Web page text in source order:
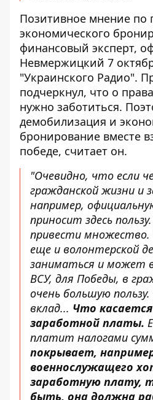
Позитивное мнение по
экономического
финансовый эксперт,
Невмержицкий 7
"Украинского Радио".
подчеркнул, что о
нужно заботиться.
демобилизация и
бронирование вместе
победе, считает он.
"Очевидно, что если
гражданской жизни и
например,
приносит здесь
привести
еще и волонтерской
заниматься и может
ВСУ, для Победы, в
очень большую
вклад... Что
заработной платы.
платит налогами
покрывает,
военнослужащего
заработную плату,
быть, она должна